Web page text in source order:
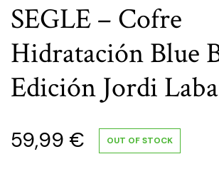
SEGLE – Cofre
Hidratación Blue
Edición Jordi
59,99 € OUT OF STOCK